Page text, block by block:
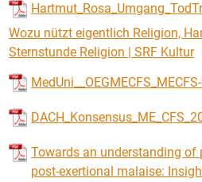
Wozu nützt eigentlich Religion,
Sternstunde Religion | SRF Kultur
Towards an understanding of
post-exertional malaise: